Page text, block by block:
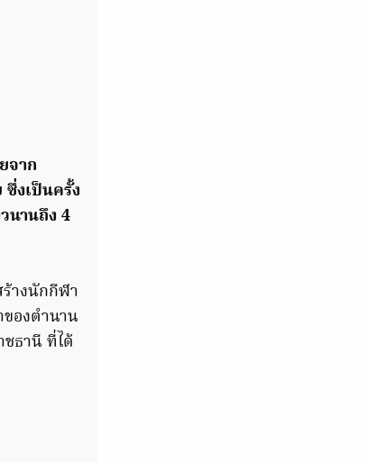
จาก
งเป็นครั้ง
นานถึง 4
างนักกีฬา
ของตำนาน
ธานี ที่ได้